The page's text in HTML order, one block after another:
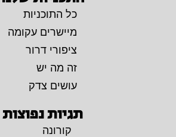
כל התוכניות
מיישרים עקומה
ציפורי דרור
זה מה יש
עושים צדק
תגיות נפוצות
קורונה